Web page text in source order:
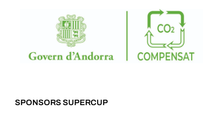
SPONSORS SUPERCUP